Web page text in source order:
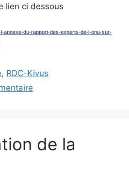
lien ci dessous
annexe-du-rapport-des-experts-de-l-onu-sur-
, RDC-Kivus
de la